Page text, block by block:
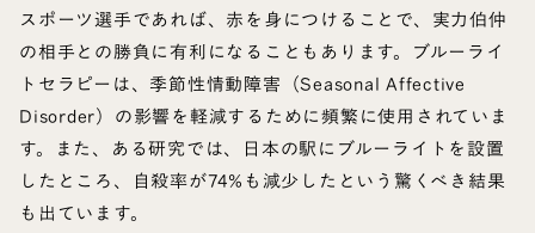
スポーツ選手であれば、赤を身につけることで、実力伯仲
の相手との勝負に有利になることもあります。ブルーライ
トセラピーは、季節性情動障害（Seasonal Affective
Disorder）の影響を軽減するために頻繁に使用されていま
す。また、ある研究では、日本の駅にブルーライトを設置
したところ、自殺率が74%も減少したという驚くべき結果
も出ています。